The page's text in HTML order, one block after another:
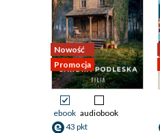
Nowość
Promocja
ebook audiobook
43 pkt